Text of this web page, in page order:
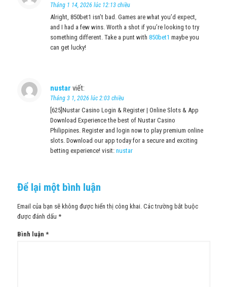
Tháng 1 14, 2026 lúc 12:13 chiều
Alright, 850bet1 isn’t bad. Games are what you’d expect,
and I had a few wins. Worth a shot if you’re looking to try
something different. Take a punt with 850bet1 maybe you
can get lucky!
nustar viết:
Tháng 3 1, 2026 lúc 2:03 chiều
[625]Nustar Casino Login & Register | Online Slots & App
Download Experience the best of Nustar Casino
Philippines. Register and login now to play premium online
slots. Download our app today for a secure and exciting
betting experience! visit: nustar
Để lại một bình luận
Email của bạn sẽ không được hiển thị công khai. Các trường bắt buộc
được đánh dấu *
Bình luận *